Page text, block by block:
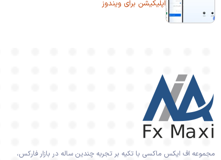
اپلیکیشن برای ویندوز
مجموعه اف ایکس ماکسی با تکیه بر تجربه چندین ساله در بازار فارکس،